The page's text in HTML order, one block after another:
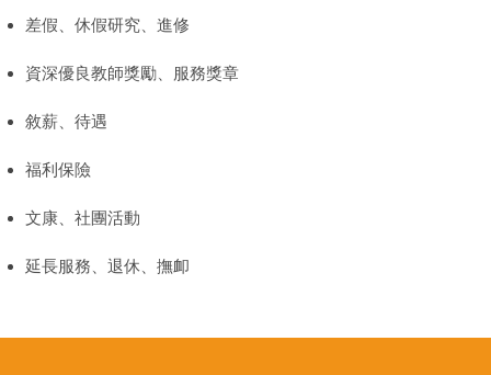
差假、休假研究、進修
資深優良教師獎勵、服務獎章
敘薪、待遇
福利保險
文康、社團活動
延長服務、退休、撫卹